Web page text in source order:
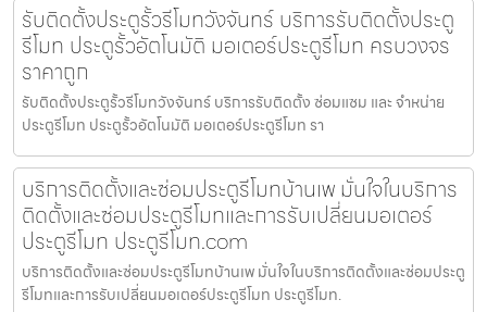
รับติดตั้งประตูรั้วรีโมทวังจันทร์ บริการรับติดตั้งประตู
รีโมท ประตูรั้วอัตโนมัติ มอเตอร์ประตูรีโมท ครบวงจร
ราคาถูก
รับติดตั้งประตูรั้วรีโมทวังจันทร์ บริการรับติดตั้ง ซ่อมแซม และ จำหน่าย
ประตูรีโมท ประตูรั้วอัตโนมัติ มอเตอร์ประตูรีโมท รา
บริการติดตั้งและซ่อมประตูรีโมทบ้านเพ มั่นใจในบริการ
ติดตั้งและซ่อมประตูรีโมทและการรับเปลี่ยนมอเตอร์
ประตูรีโมท ประตูรีโมท.com
บริการติดตั้งและซ่อมประตูรีโมทบ้านเพ มั่นใจในบริการติดตั้งและซ่อมประตู
รีโมทและการรับเปลี่ยนมอเตอร์ประตูรีโมท ประตูรีโมท.